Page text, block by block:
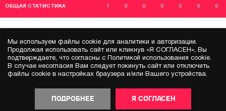
ОБЩАЯ СТАТИСТИКА 1 0 0 0 0 0 0
Мы используем файлы cookie для аналитики и авторизации.
Продолжая использовать сайт или кликнув «Я СОГЛАСЕН», Вы
подтверждаете, что согласны с Политикой использования cookie.
В случае несогласия Вам следует покинуть сайт или отключить
файлы cookie в настройках браузера и/или Вашего устройства.
ПОДРОБНЕЕ Я СОГЛАСЕН